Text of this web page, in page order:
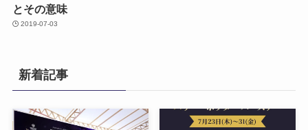
とその意味
2019-07-03
新着記事